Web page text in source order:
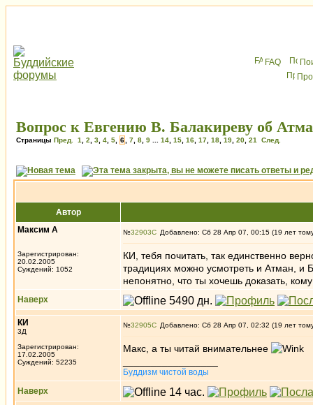
FAQ
Вопрос к Евгению В. Балакиреву об
Страницы Пред. 1 2 3 4 5 6 7 8 9 14 15 16 17 18 19 20 21 След.
Автор
Максим А
Зарегистрирован:
20.02.2005
Суждений: 1052
№32903 Добавлено: Сб 28 Апр 07, 00:15 (19 лет
КИ, тебя почитать, так единственно
традициях можно усмотреть и Атман,
непонятно, что ты хочешь доказать,
Наверх
КИ
3Д
Зарегистрирован:
17.02.2005
Суждений: 52235
№32905 Добавлено: Сб 28 Апр 07, 02:32 (19 лет
Макс, а ты читай внимательнее
Буддизм чистой воды
Наверх